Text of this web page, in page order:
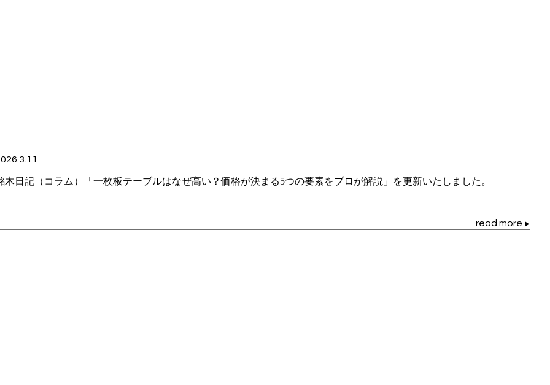
木日記（コラム）「一枚板テーブルはなぜ高い？価格が決まる5つの要素をプロが解説」を更新いたしました。
read more ▶